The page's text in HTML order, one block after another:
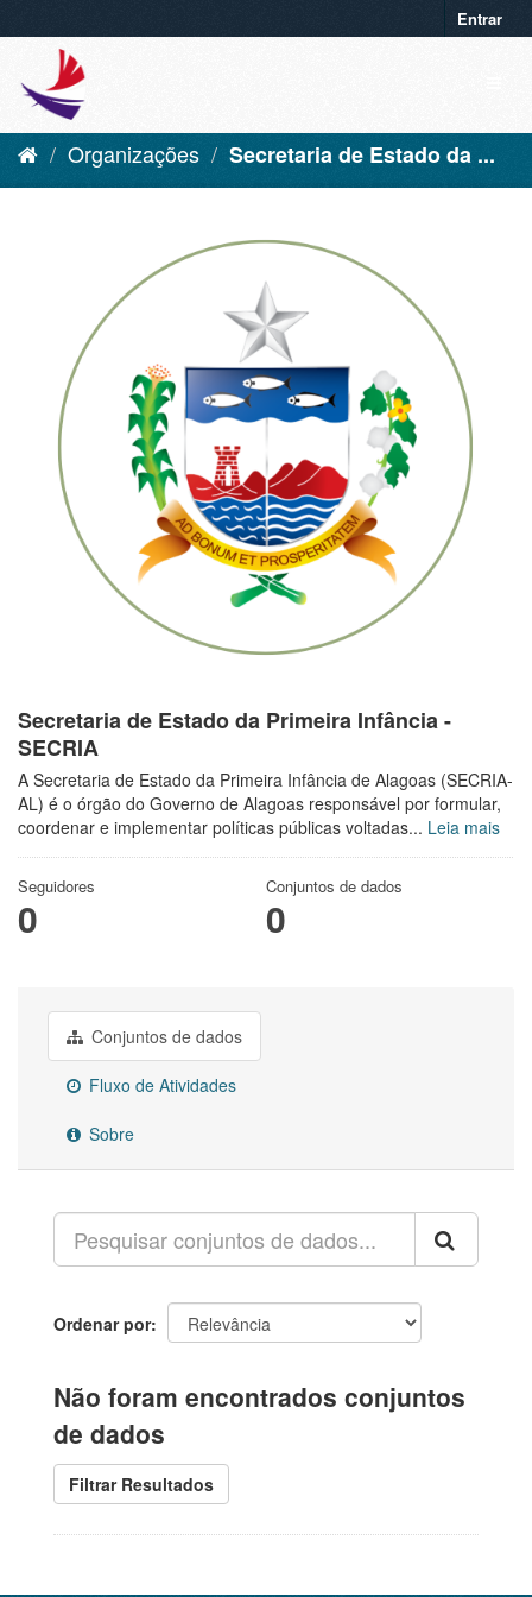
Entrar
Organizações Secretaria de Estado da ...
Secretaria de Estado da Primeira Infância -
SECRIA
A Secretaria de Estado da Primeira Infância de Alagoas (SECRIA-
AL) é o órgão do Governo de Alagoas responsável por formular,
coordenar e implementar políticas públicas voltadas... Leia mais
Seguidores
0
Conjuntos de dados
0
Conjuntos de dados
Fluxo de Atividades
Sobre
Ordenar por
Não foram encontrados conjuntos
de dados
Filtrar Resultados